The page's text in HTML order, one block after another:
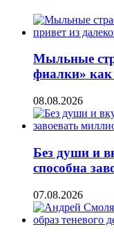
Мыльные
фиалки» как
08.08.2026
Без души и
способна
07.08.2026